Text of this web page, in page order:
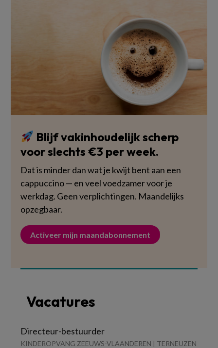
Blijf vakinhoudelijk scherp
voor slechts €3 per week.
Dat is minder dan wat je kwijt bent aan een
cappuccino — en veel voedzamer voor je
werkdag. Geen verplichtingen. Maandelijks
opzegbaar.
Activeer mijn maandabonnement
Vacatures
Directeur-bestuurder
KINDEROPVANG ZEEUWS-VLAANDEREN | TERNEUZEN